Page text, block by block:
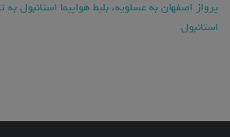
پرواز اصفهان به عسلویه، بلیط هواپیما استانبول به
استانبول